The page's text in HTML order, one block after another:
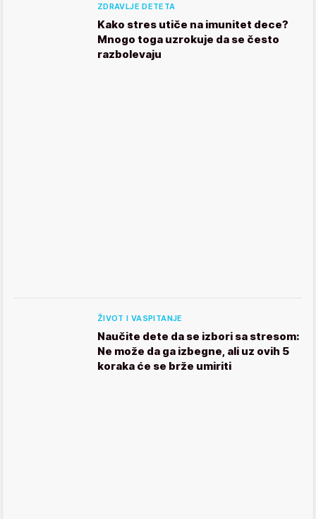
ZDRAVLJE DETETA
Kako stres utiče na imunitet dece?
Mnogo toga uzrokuje da se često
razbolevaju
ŽIVOT I VASPITANJE
Naučite dete da se izbori sa stresom:
Ne može da ga izbegne, ali uz ovih 5
koraka će se brže umiriti